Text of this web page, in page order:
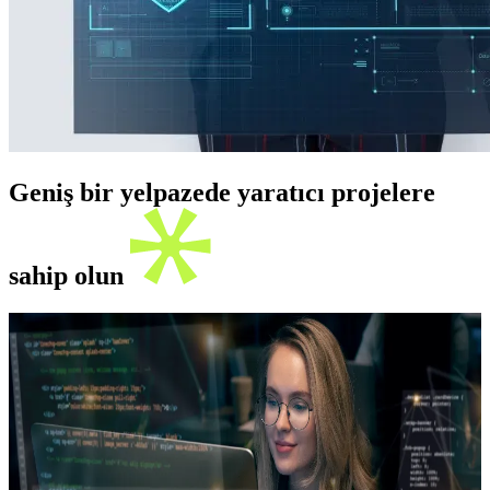
Geniş bir yelpazede yaratıcı projelere
sahip olun